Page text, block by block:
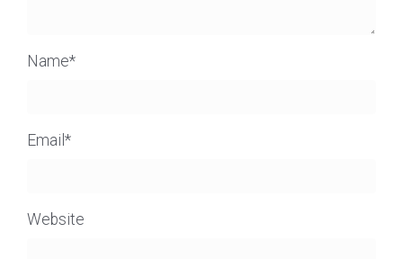
Name*
Email *
Website